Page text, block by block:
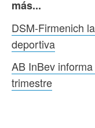
más...
DSM-Firmenich
deportiva
AB InBev
trimestre